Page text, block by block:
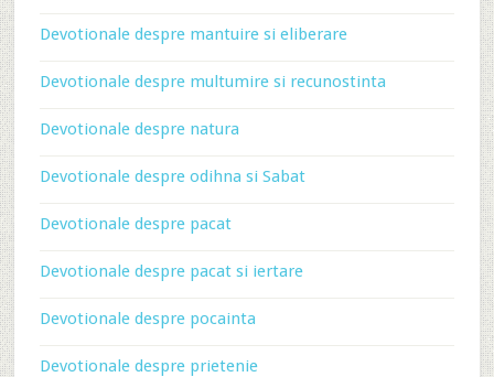
Devotionale despre mantuire si eliberare
Devotionale despre multumire si recunostinta
Devotionale despre natura
Devotionale despre odihna si Sabat
Devotionale despre pacat
Devotionale despre pacat si iertare
Devotionale despre pocainta
Devotionale despre prietenie